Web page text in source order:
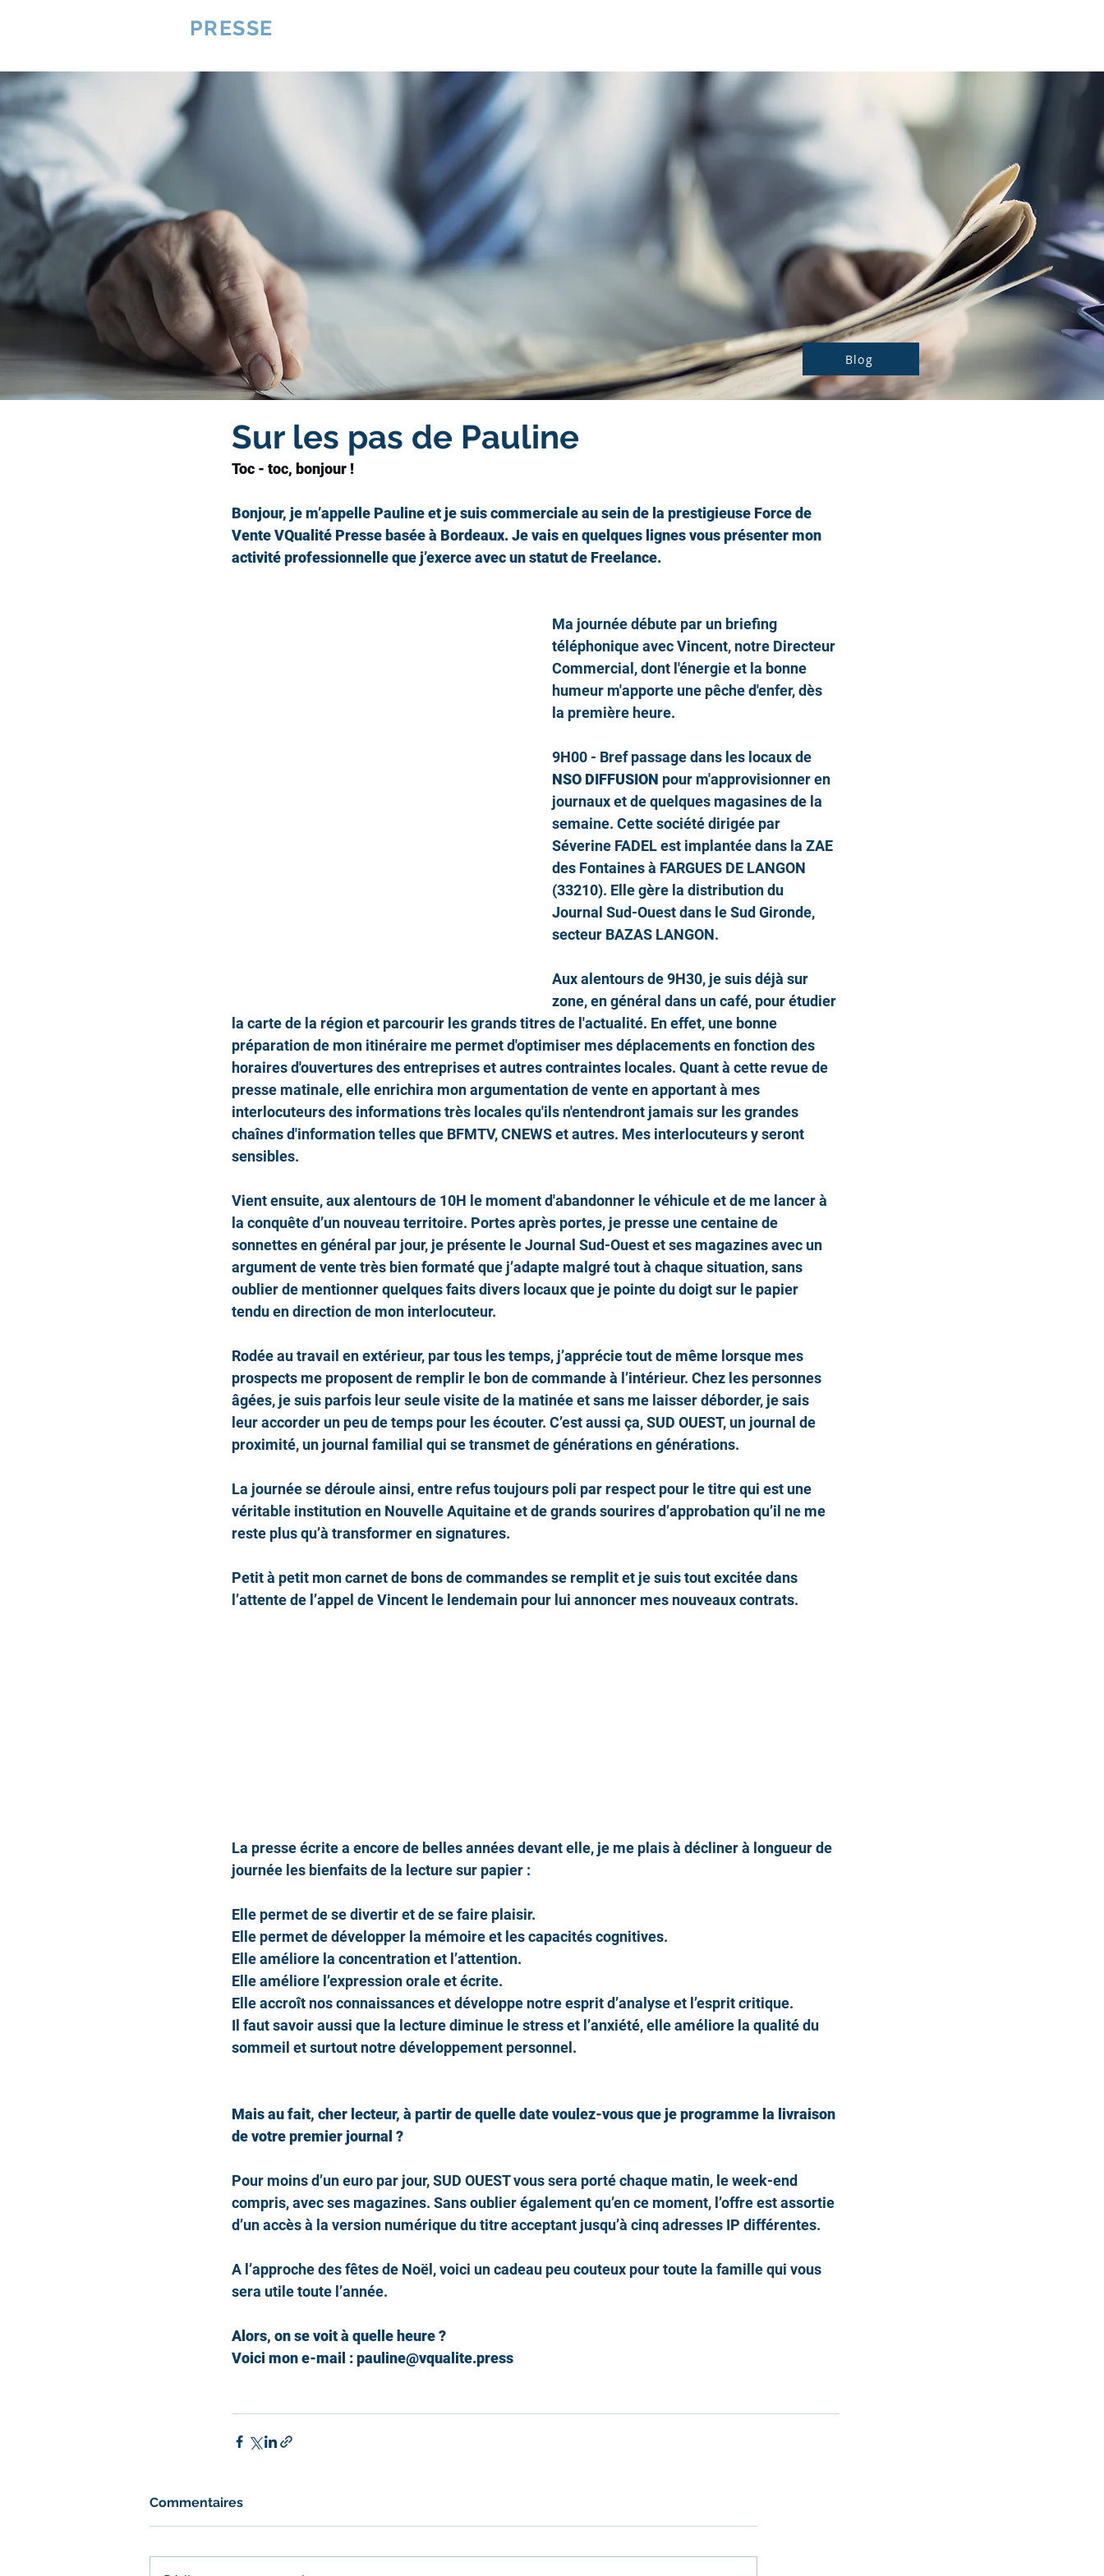
PRESSE
Blog
Sur les pas de Pauline
Toc - toc, bonjour !
Bonjour, je m’appelle Pauline et je suis commerciale au sein de la prestigieuse Force de
Vente VQualité Presse basée à Bordeaux. Je vais en quelques lignes vous présenter mon
activité professionnelle que j’exerce avec un statut de Freelance.
Ma journée débute par un briefing
téléphonique avec Vincent, notre Directeur
Commercial, dont l'énergie et la bonne
humeur m'apporte une pêche d'enfer, dès
la première heure.
9H00 - Bref passage dans les locaux de
NSO DIFFUSION pour m'approvisionner en
journaux et de quelques magasines de la
semaine. Cette société dirigée par
Séverine FADEL est implantée dans la ZAE
des Fontaines à FARGUES DE LANGON
(33210). Elle gère la distribution du
Journal Sud-Ouest dans le Sud Gironde,
secteur BAZAS LANGON.
Aux alentours de 9H30, je suis déjà sur
zone, en général dans un café, pour étudier
la carte de la région et parcourir les grands titres de l'actualité. En effet, une bonne
préparation de mon itinéraire me permet d'optimiser mes déplacements en fonction des
horaires d'ouvertures des entreprises et autres contraintes locales. Quant à cette revue de
presse matinale, elle enrichira mon argumentation de vente en apportant à mes
interlocuteurs des informations très locales qu'ils n'entendront jamais sur les grandes
chaînes d'information telles que BFMTV, CNEWS et autres. Mes interlocuteurs y seront
sensibles.
Vient ensuite, aux alentours de 10H le moment d'abandonner le véhicule et de me lancer à
la conquête d’un nouveau territoire. Portes après portes, je presse une centaine de
sonnettes en général par jour, je présente le Journal Sud-Ouest et ses magazines avec un
argument de vente très bien formaté que j’adapte malgré tout à chaque situation, sans
oublier de mentionner quelques faits divers locaux que je pointe du doigt sur le papier
tendu en direction de mon interlocuteur.
Rodée au travail en extérieur, par tous les temps, j’apprécie tout de même lorsque mes
prospects me proposent de remplir le bon de commande à l’intérieur. Chez les personnes
âgées, je suis parfois leur seule visite de la matinée et sans me laisser déborder, je sais
leur accorder un peu de temps pour les écouter. C’est aussi ça, SUD OUEST, un journal de
proximité, un journal familial qui se transmet de générations en générations.
La journée se déroule ainsi, entre refus toujours poli par respect pour le titre qui est une
véritable institution en Nouvelle Aquitaine et de grands sourires d’approbation qu’il ne me
reste plus qu’à transformer en signatures.
Petit à petit mon carnet de bons de commandes se remplit et je suis tout excitée dans
l’attente de l’appel de Vincent le lendemain pour lui annoncer mes nouveaux contrats.
La presse écrite a encore de belles années devant elle, je me plais à décliner à longueur de
journée les bienfaits de la lecture sur papier :
Elle permet de se divertir et de se faire plaisir.
Elle permet de développer la mémoire et les capacités cognitives.
Elle améliore la concentration et l’attention.
Elle améliore l’expression orale et écrite.
Elle accroît nos connaissances et développe notre esprit d’analyse et l’esprit critique.
Il faut savoir aussi que la lecture diminue le stress et l’anxiété, elle améliore la qualité du
sommeil et surtout notre développement personnel.
Mais au fait, cher lecteur, à partir de quelle date voulez-vous que je programme la livraison
de votre premier journal ?
Pour moins d’un euro par jour, SUD OUEST vous sera porté chaque matin, le week-end
compris, avec ses magazines. Sans oublier également qu’en ce moment, l’offre est assortie
d’un accès à la version numérique du titre acceptant jusqu’à cinq adresses IP différentes.
A l’approche des fêtes de Noël, voici un cadeau peu couteux pour toute la famille qui vous
sera utile toute l’année.
Alors, on se voit à quelle heure ?
Voici mon e-mail : pauline@vqualite.press
Commentaires